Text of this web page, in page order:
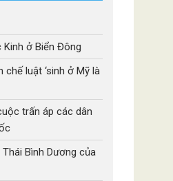
Kinh ở Biển Đông
chế luật ‘sinh ở Mỹ là
trấn áp các dân
Bình Dương của